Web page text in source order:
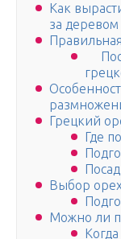
Как
за деревом
Грецкий
Где
Выбор
Можно ли